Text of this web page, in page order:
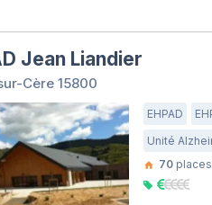
Jean Liandier
Cère 15800
EHPAD
Unité
70 places